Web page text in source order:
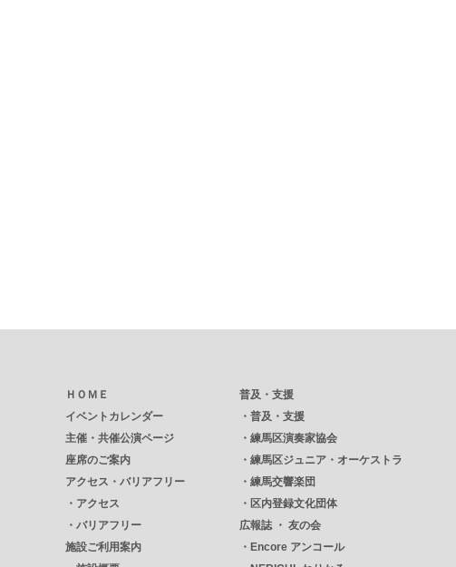
ＨＯＭＥ
イベントカレンダー
主催・共催公演ページ
座席のご案内
アクセス・バリアフリー
・ アクセス
・ バリアフリー
施設ご利用案内
普及・支援
・ 普及・支援
・ 練馬区演奏家協会
・ 練馬区ジュニア・オーケストラ
・ 練馬交響楽団
・ 区内登録文化団体
広報誌 ・ 友の会
・ Encore アンコール